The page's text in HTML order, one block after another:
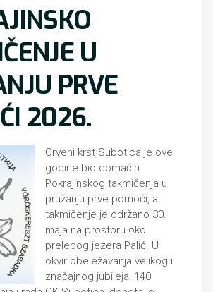
U
PRVE
2026.
Crveni krst Subotica je ove
godine bio domaćin
Pokrajinskog takmičenja u
pružanju prve pomoći, a
takmičenje je održano 30.
maja na prostoru oko
prelepog jezera Palić. U
okvir obeležavanja velikog i
značajnog jubileja, 140